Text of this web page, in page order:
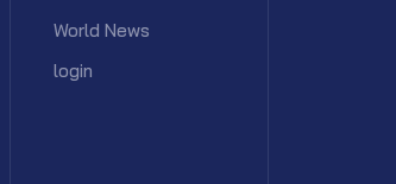
World News
login